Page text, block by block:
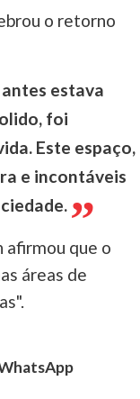
o retorno
estava
foi
Este espaço,
e incontáveis
afirmou que o
áreas de